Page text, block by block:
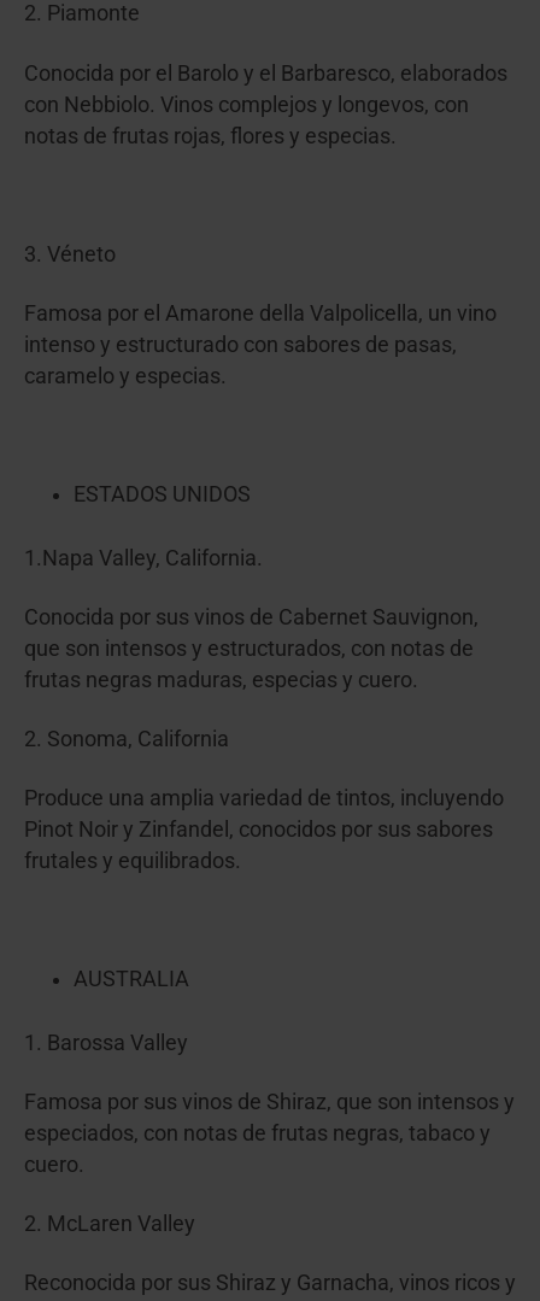
2. Piamonte
Conocida por el Barolo y el Barbaresco, elaborados
con Nebbiolo. Vinos complejos y longevos, con
notas de frutas rojas, flores y especias.
3. Véneto
Famosa por el Amarone della Valpolicella, un vino
intenso y estructurado con sabores de pasas,
caramelo y especias.
ESTADOS UNIDOS
1.Napa Valley, California.
Conocida por sus vinos de Cabernet Sauvignon,
que son intensos y estructurados, con notas de
frutas negras maduras, especias y cuero.
2. Sonoma, California
Produce una amplia variedad de tintos, incluyendo
Pinot Noir y Zinfandel, conocidos por sus sabores
frutales y equilibrados.
AUSTRALIA
1. Barossa Valley
Famosa por sus vinos de Shiraz, que son intensos y
especiados, con notas de frutas negras, tabaco y
cuero.
2. McLaren Valley
Reconocida por sus Shiraz y Garnacha, vinos ricos y